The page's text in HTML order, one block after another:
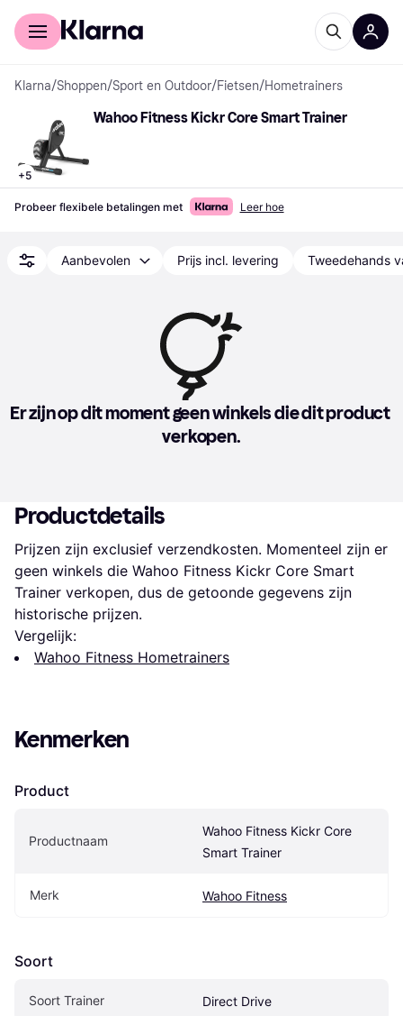
Voor shoppers
Klarna/Shoppen/Sport en Outdoor/Fietsen/Hometrainers
+5
Wahoo Fitness Kickr Core Smart Trainer
Probeer flexibele betalingen met Leer hoe
Aanbevolen Prijs incl. levering Tweedehands
Er zijn op dit moment geen winkels die dit product
verkopen.
Productdetails
Prijzen zijn exclusief verzendkosten. Momenteel zijn er
geen winkels die Wahoo Fitness Kickr Core Smart
Trainer verkopen, dus de getoonde gegevens zijn
historische prijzen.
Vergelijk:
Wahoo Fitness Hometrainers
Kenmerken
Product
Productnaam
Wahoo Fitness Kickr Core
Smart Trainer
Merk Wahoo Fitness
Soort
Soort Trainer Direct Drive